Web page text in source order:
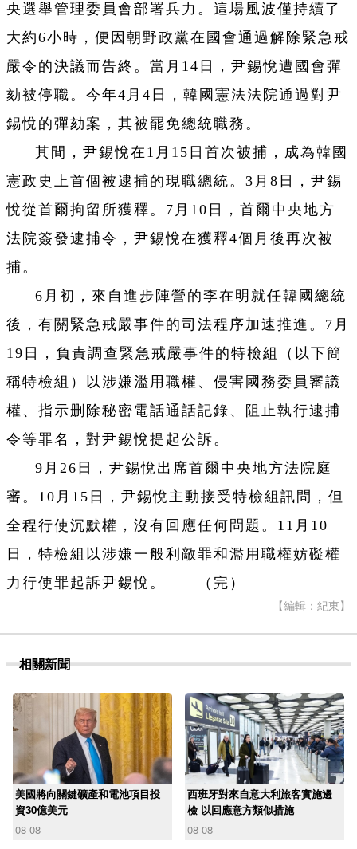
央選舉管理委員會部署兵力。這場風波僅持續了
大約6小時，便因朝野政黨在國會通過解除緊急戒
嚴令的決議而告終。當月14日，尹錫悅遭國會彈
劾被停職。今年4月4日，韓國憲法法院通過對尹
錫悅的彈劾案，其被罷免總統職務。
其間，尹錫悅在1月15日首次被捕，成為韓國
憲政史上首個被逮捕的現職總統。3月8日，尹錫
悅從首爾拘留所獲釋。7月10日，首爾中央地方
法院簽發逮捕令，尹錫悅在獲釋4個月後再次被
捕。
6月初，來自進步陣營的李在明就任韓國總統
後，有關緊急戒嚴事件的司法程序加速推進。7月
19日，負責調查緊急戒嚴事件的特檢組（以下簡
稱特檢組）以涉嫌濫用職權、侵害國務委員審議
權、指示删除秘密電話通話記錄、阻止執行逮捕
令等罪名，對尹錫悅提起公訴。
9月26日，尹錫悅出席首爾中央地方法院庭
審。10月15日，尹錫悅主動接受特檢組訊問，但
全程行使沉默權，沒有回應任何問題。11月10
日，特檢組以涉嫌一般利敵罪和濫用職權妨礙權
力行使罪起訴尹錫悅。 （完）
【編輯：紀東】
相關新聞
美國將向關鍵礦產和電池項目投
資30億美元
08-08
西班牙對來自意大利旅客實施邊
檢 以回應意方類似措施
08-08